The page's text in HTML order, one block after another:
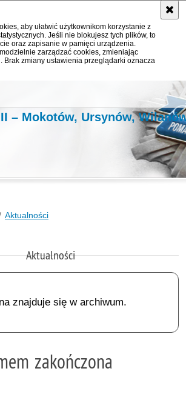
aby ułatwić użytkownikom korzystanie z
Jeśli nie blokujesz tych plików, to
oraz zapisanie w pamięci urządzenia.
zarządzać cookies, zmieniając
Brak zmiany ustawienia przeglądarki oznacza
– Mokotów, Ursynów,
Aktualności
Aktualności
znajduje się w archiwum.
zakończona